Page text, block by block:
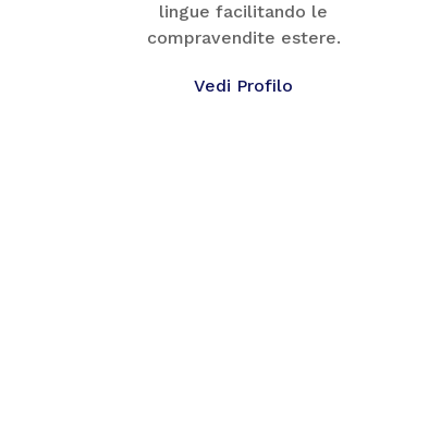
lingue facilitando le
compravendite estere.
Vedi Profilo